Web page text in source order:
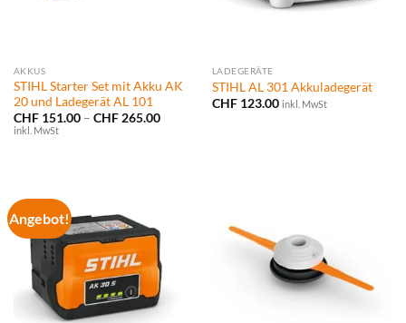
AKKUS
STIHL Starter Set mit Akku AK
20 und Ladegerät AL 101
CHF151.00 – CHF265.00Preisspanne:
inkl. MwSt
LADEGERÄTE
STIHL AL 301 Akkuladegerät
CHF123.00 inkl. MwSt
Angebot!